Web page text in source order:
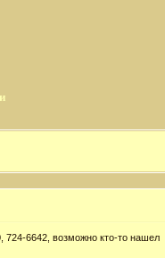
724-6642, возможно кто-то нашел